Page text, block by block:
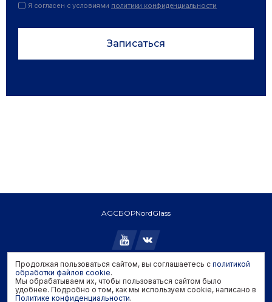
Я согласен с условиями политики конфиденциальности
Записаться
AGCБОРNordGlass
Copyright © 2026 AGC. All rights reserved.
Политика конфиденциальности
Политика обработки файлов cookie
Продолжая пользоваться сайтом, вы соглашаетесь с политикой
обработки файлов cookie.
Мы обрабатываем их, чтобы пользоваться сайтом было
удобнее. Подробно о том, как мы используем cookie, написано в
Политике конфиденциальности.